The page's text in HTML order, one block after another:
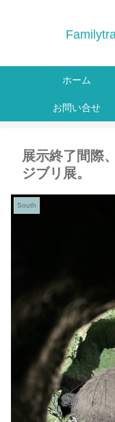
ホーム
お問い合せ
展示終了間際
ジブリ展。
South